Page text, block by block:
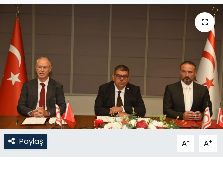
Paylaş A- A+
Moda
Nöbetçi Eczaneler
Otomobil Dünyası
Politika